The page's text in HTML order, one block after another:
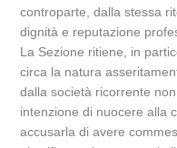
controparte, dalla stessa
dignità e reputazione
La Sezione ritiene, in
circa la natura
dalla società ricorrente
intenzione di nuocere alla
accusarla di avere